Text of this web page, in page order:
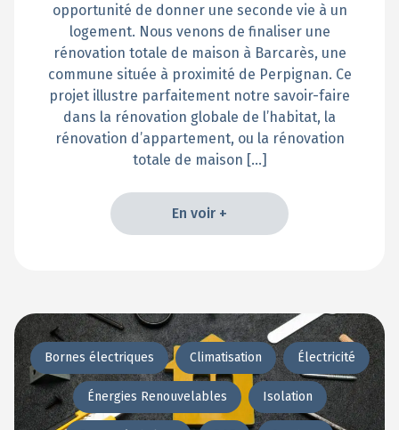
opportunité de donner une seconde vie à un
logement. Nous venons de finaliser une
rénovation totale de maison à Barcarès, une
commune située à proximité de Perpignan. Ce
projet illustre parfaitement notre savoir-faire
dans la rénovation globale de l’habitat, la
rénovation d’appartement, ou la rénovation
totale de maison […]
En voir +
Bornes électriques Climatisation Électricité
Énergies Renouvelables Isolation